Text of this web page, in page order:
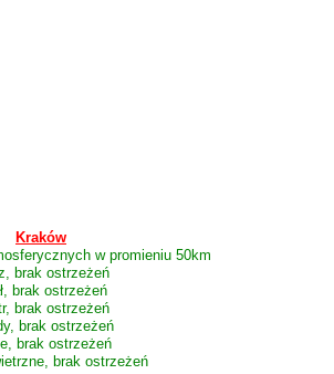
Kraków
w promieniu 50km
brak ostrzeżeń
brak ostrzeżeń
brak ostrzeżeń
brak ostrzeżeń
brak ostrzeżeń
brak ostrzeżeń